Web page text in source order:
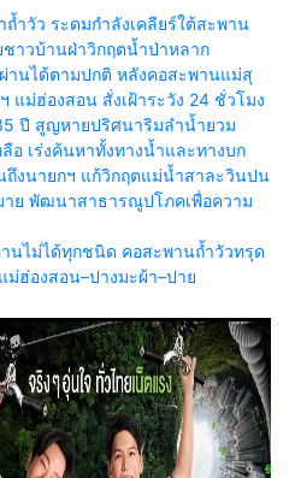
ำวัว ระดมกำลังเคลียร์ใต้สะพาน
าวบ้านฝ่าวิกฤตน้ำป่าหลาก
านได้ตามปกติ หลังคอสะพานแม่สุ
แม่ฮ่องสอน สั่งเฝ้าระวัง 24 ชั่วโมง
ปี สูญหายปริศนาริมลำน้ำยวม
อ เร่งค้นหาทั้งทางน้ำและทางบก
งนายกฯ แก้วิกฤตแม่น้ำสาละวินปน
าย พัฒนาสาธารณูปโภคเพื่อความ
นไม่ได้ทุกชนิด คอสะพานถ้ำวัวทรุด
ฮ่องสอน–ปางมะผ้า–ปาย